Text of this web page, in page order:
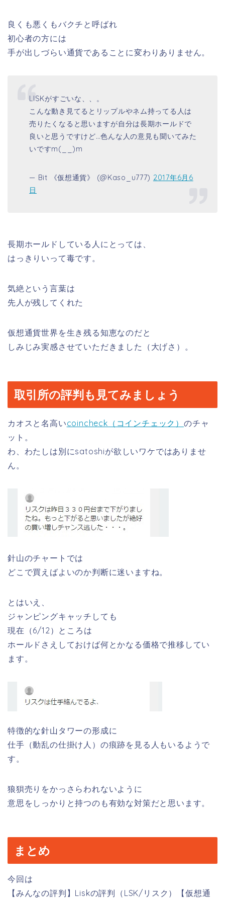
良くも悪くもバクチと呼ばれ
初心者の方には
手が出しづらい通貨であることに変わりありません。
LISKがすごいな、、。
こんな動き見てるとリップルやネム持ってる人は
売りたくなると思いますが自分は長期ホールドで
良いと思うですけど…色んな人の意見も聞いてみた
いですm(__)m
— Bit 《仮想通貨》 (@Kaso_u777) 2017年6月6
日
長期ホールドしている人にとっては、
はっきりいって毒です。
気絶という言葉は
先人が残してくれた
仮想通貨世界を生き残る知恵なのだと
しみじみ実感させていただきました（大げさ）。
取引所の評判も見てみましょう
カオスと名高いcoincheck（コインチェック）のチャ
ット。
わ、わたしは別にsatoshiが欲しいワケではありませ
ん。
針山のチャートでは
どこで買えばよいのか判断に迷いますね。
とはいえ、
ジャンピングキャッチしても
現在（6/12）ところは
ホールドさえしておけば何とかなる価格で推移してい
ます。
特徴的な針山タワーの形成に
仕手（動乱の仕掛け人）の痕跡を見る人もいるようで
す。
狼狽売りをかっさらわれないように
意思をしっかりと持つのも有効な対策だと思います。
まとめ
今回は
【みんなの評判】Liskの評判（LSK/リスク）【仮想通